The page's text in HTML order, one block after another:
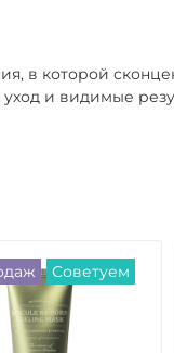
в которой
и видимые
Советуем